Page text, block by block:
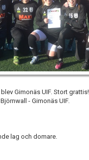
Gimonäs UIF. Stort grattis!
- Gimonäs UIF.
lag och domare.